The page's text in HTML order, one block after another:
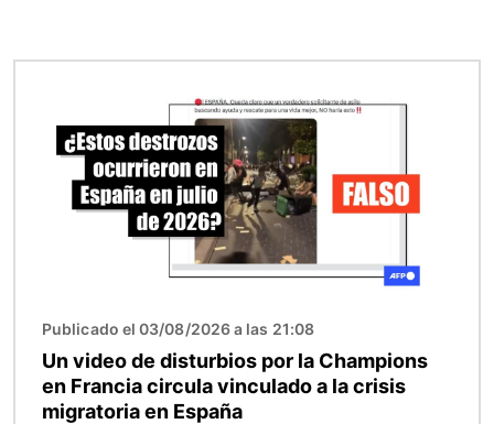
Publicado el 03/08/2026 a las 21:08
Un video de disturbios por la Champions
en Francia circula vinculado a la crisis
migratoria en España